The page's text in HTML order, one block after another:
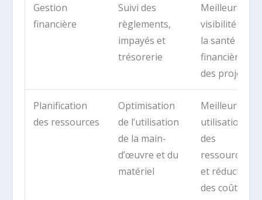
Gestion
financière
Suivi des
règlements,
impayés et
trésorerie
Meilleure
visibilité sur
la santé
financière
des projets
Planification
des ressources
Optimisation
de l’utilisation
de la main-
d’œuvre et du
matériel
Meilleure
utilisation
des
ressources
et réduction
des coûts